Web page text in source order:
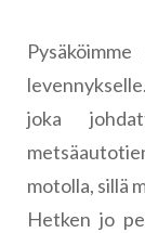
joka
motolla, sillä
Hetken jo